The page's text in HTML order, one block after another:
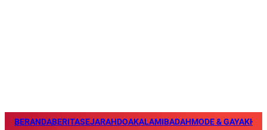
BERANDABERITASEJARAHDOAKALAMIBADAHMODE & GAYA